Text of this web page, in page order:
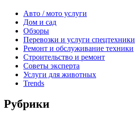
Авто / мото услуги
Дом и сад
Обзоры
Перевозки и услуги спецтехники
Ремонт и обслуживание техники
Строительство и ремонт
Советы эксперта
Услуги для животных
Trends
Рубрики